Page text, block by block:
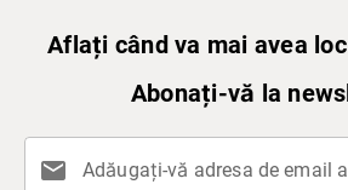
Aflați când va mai avea
Abonați-vă la
mail Adăugați-vă adresa de email